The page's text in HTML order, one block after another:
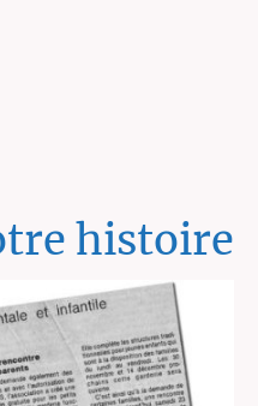
histoire